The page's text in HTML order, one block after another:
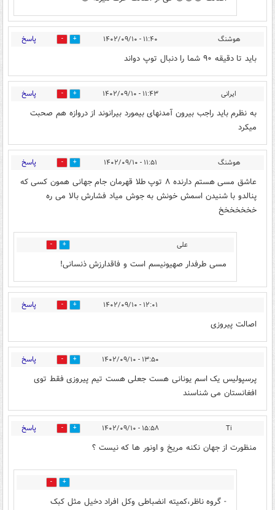
هوشنگ ۱۱:۴۰ - ۱۴۰۲/۰۹/۱۰ 2 پاسخ
باید تا دقیقه ۹۰ شما را دنبال توپ دواند
ایرانی ۱۱:۴۳ - ۱۴۰۲/۰۹/۱۰ 0 پاسخ
به نظرم باید راجب بیرون آمدنهای بیمورد بیرانوند از دروازه هم صحبت
میکرد
هوشنگ ۱۱:۵۱ - ۱۴۰۲/۰۹/۱۰ 0 پاسخ
عاشق مسی هستم دارنده ۸ توپ طلا قهرمان جام جهانی همون کسی که
پنالدو با شنیدن اسمش خونش به جوش میاد فشارش بالا می ره
خخخخخخخ
علی 1
مسی طرفدار صهیونیسم است و فاقدارزش ذنسانی!
۱۲:۰۱ - ۱۴۰۲/۰۹/۱۰ 4 پاسخ
اصالت پیروزی
۱۳:۵۰ - ۱۴۰۲/۰۹/۱۰ 3 پاسخ
پرسپولیس یک اسم یونانی هست جعلی هست تیم پیروزی فقط توی
افغانستان می شناسند
Ti ۱۵:۵۸ - ۱۴۰۲/۰۹/۱۰ 1 پاسخ
منظورت از جهان نکنه مریخ و اونور ها که نیست ؟
0
- گروه ناظر،کمیته انضباطی وکل افراد دخیل مثل کبک